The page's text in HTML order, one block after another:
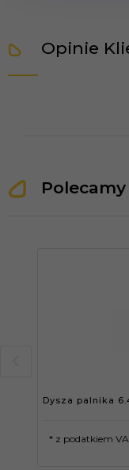
Opinie
Polecamy
Dysza palnika
* z podatkiem